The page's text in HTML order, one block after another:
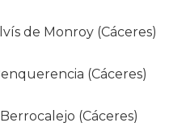
de Monroy (Cáceres)
(Cáceres)
(Cáceres)